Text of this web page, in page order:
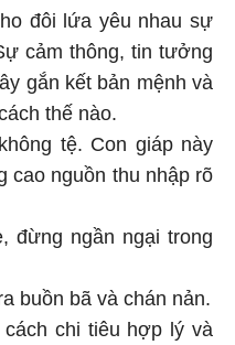
đôi lứa yêu nhau sự
cảm thông, tin tưởng
gắn kết bản mệnh và
thế nào.
tệ. Con giáp này
cao nguồn thu nhập rõ
đừng ngần ngại trong
buồn bã và chán nản.
chi tiêu hợp lý và